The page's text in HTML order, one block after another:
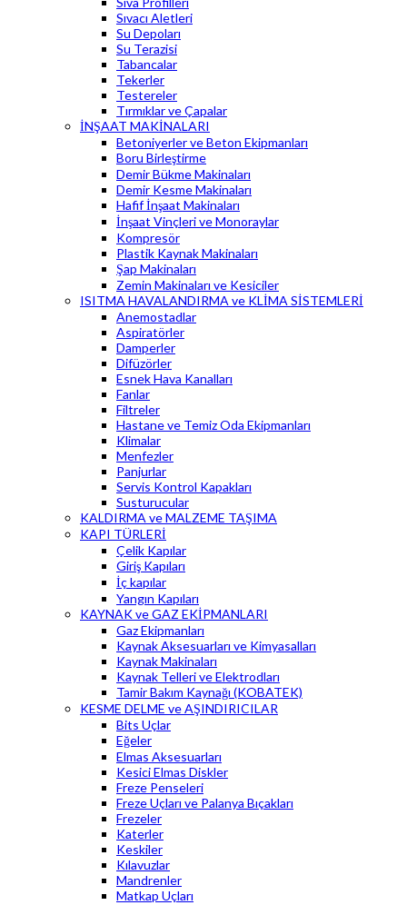
Sıvacı Aletleri
Su Depoları
Su Terazisi
Tabancalar
Tekerler
Testereler
Tırmıklar ve Çapalar
İNŞAAT MAKİNALARI
Betoniyerler ve Beton Ekipmanları
Boru Birleştirme
Demir Bükme Makinaları
Demir Kesme Makinaları
Hafif İnşaat Makinaları
İnşaat Vinçleri ve Monoraylar
Kompresör
Plastik Kaynak Makinaları
Şap Makinaları
Zemin Makinaları ve Kesiciler
ISITMA HAVALANDIRMA ve KLİMA SİSTEMLERİ
Anemostadlar
Aspiratörler
Damperler
Difüzörler
Esnek Hava Kanalları
Fanlar
Filtreler
Hastane ve Temiz Oda Ekipmanları
Klimalar
Menfezler
Panjurlar
Servis Kontrol Kapakları
Susturucular
KALDIRMA ve MALZEME TAŞIMA
KAPI TÜRLERİ
Çelik Kapılar
Giriş Kapıları
İç kapılar
Yangın Kapıları
KAYNAK ve GAZ EKİPMANLARI
Gaz Ekipmanları
Kaynak Aksesuarları ve Kimyasalları
Kaynak Makinaları
Kaynak Telleri ve Elektrodları
Tamir Bakım Kaynağı (KOBATEK)
KESME DELME ve AŞINDIRICILAR
Bits Uçlar
Eğeler
Elmas Aksesuarları
Kesici Elmas Diskler
Freze Penseleri
Freze Uçları ve Palanya Bıçakları
Frezeler
Katerler
Keskiler
Kılavuzlar
Mandrenler
Matkap Uçları